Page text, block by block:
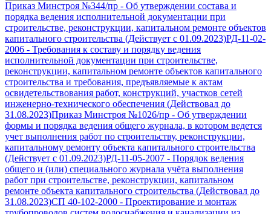
Приказ Минстроя №344/пр - Об утверждении состава и
порядка ведения исполнительной документации при
строительстве, реконструкции, капитальном ремонте объектов
капитального строительства (Действует с 01.09.2023)РД-11-02-
2006 - Требования к составу и порядку ведения
исполнительной документации при строительстве,
реконструкции, капитальном ремонте объектов капитального
строительства и требования, предъявляемые к актам
освидетельствования работ, конструкций, участков сетей
инженерно-технического обеспечения (Действовал до
31.08.2023)Приказ Минстроя №1026/пр - Об утверждении
формы и порядка ведения общего журнала, в котором ведется
учет выполнения работ по строительству, реконструкции,
капитальному ремонту объекта капитального строительства
(Действует с 01.09.2023)РД-11-05-2007 - Порядок ведения
общего и (или) специального журнала учёта выполнения
работ при строительстве, реконструкции, капитальном
ремонте объекта капитального строительства (Действовал до
31.08.2023)СП 40-102-2000 - Проектирование и монтаж